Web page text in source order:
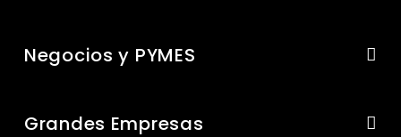
Negocios y PYMES
Grandes Empresas